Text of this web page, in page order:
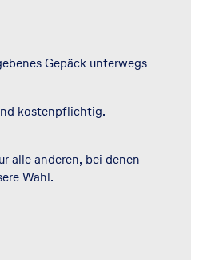
Gepäck unterwegs
kostenpflichtig.
alle anderen, bei denen
Wahl.